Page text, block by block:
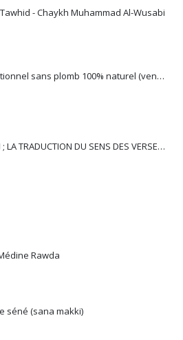
- Chaykh Muhammad Al-Wusabi
Khôl traditionnel sans plomb 100% naturel (vendu avec son mirwed)
LE CORAN ; LA TRADUCTION DU SENS DES VERSET - EDITION TAWBAH
Rawda
séné (sana makki)